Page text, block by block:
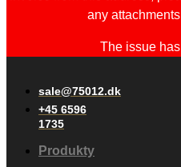
any
The issue
sale@75012.dk
+45 6596
1735
Produkty